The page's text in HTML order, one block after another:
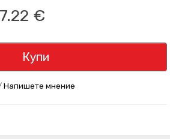
€
Купи
Напишете мнение